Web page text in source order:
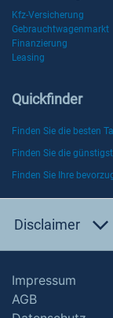
Kfz-Versicherung
Gebrauchtwagenmarkt
Finanzierung
Leasing
Quickfinder
Finden Sie die besten
Finden Sie die
Finden Sie Ihre
Disclaimer
Impressum
AGB